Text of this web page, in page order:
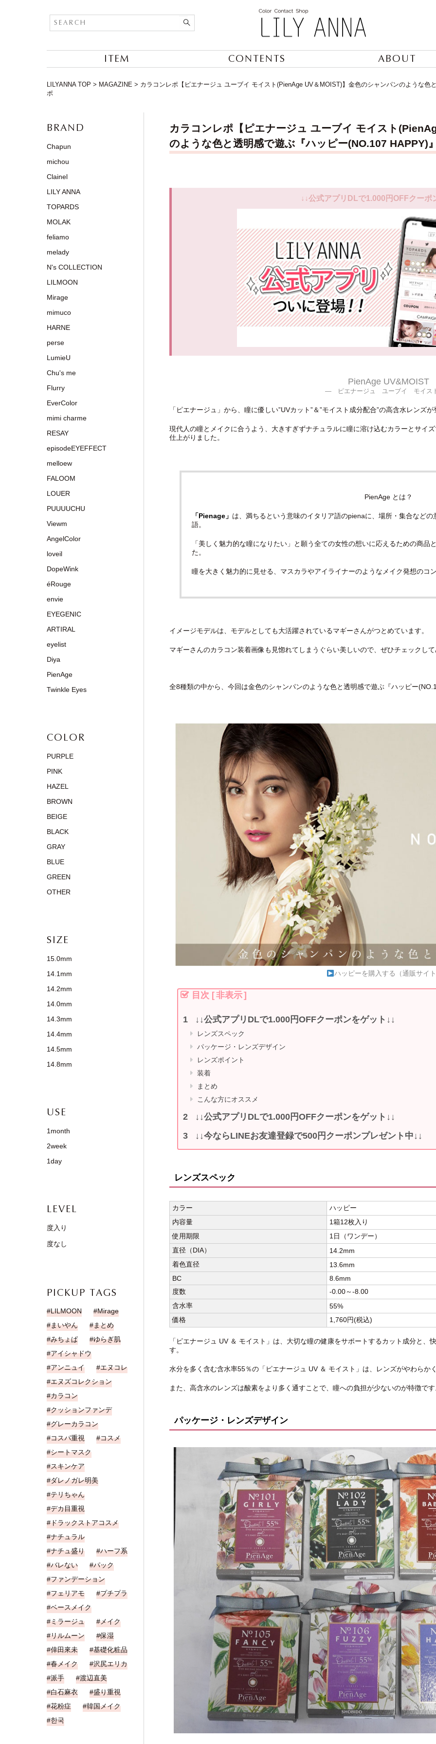
ITEM CONTENTS ABOUT
LILYANNA TOP > MAGAZINE > カラコンレポ【ピエナージュ ユーブイ モイスト(PienAge UV＆MOIST)】金色のシャンパンのような色
ポ
カラコンレポ【ピエナージュ ユーブイ モイスト
のような色と透明感で遊ぶ『ハッピー(NO.107 HAPPY)
↓↓公式アプリDLで1.000円OFFクーポ
PienAge UV&MOIST
― ピエナージュ ユーブイ モイ
「ピエナージュ」から、瞳に優しい”UVカット”＆”モイスト成分配合”の高含水レンズ
現代人の瞳とメイクに合うよう、大きすぎずナチュラルに瞳に溶け込むカラーとサイ
仕上がりました。
PienAge とは？
「Pienage」 は、満ちるという意味のイタリア語のpienaに、場所・集合など
語。
「美しく魅力的な瞳になりたい」と願う全ての女性の想いに応えるための商品
た。
瞳を大きく魅力的に見せる、マスカラやアイライナーのようなメイク発想のコ
イメージモデルは、モデルとしても大活躍されているマギーさんがつとめています。
マギーさんのカラコン装着画像も見惚れてしまうぐらい美しいので、ぜひチェックし
全8種類の中から、今回は金色のシャンパンのような色と透明感で遊ぶ『ハッピー
ハッピーを購入する（通販サイ
目次 [非表示]
↓↓公式アプリDLで1.000円OFFクーポンをゲット↓↓
レンズスペック
パッケージ・レンズデザイン
レンズポイント
装着
まとめ
こんな方にオススメ
↓↓公式アプリDLで1.000円OFFクーポンをゲット↓↓
↓↓今ならLINEお友達登録で500円クーポンプレゼント中↓↓
レンズスペック
カラー
ハッピー
内容量
1箱12枚入り
使用期限
1日（ワンデー）
直径（DIA）
14.2mm
着色直径
13.6mm
BC
8.6mm
度数
-0.00～-8.00
含水率
55%
価格
1,760円(税込)
「ピエナージュ UV ＆ モイスト」は、大切な瞳の健康をサポートするカット成分と
す。
水分を多く含む含水率55％の「ピエナージュ UV ＆ モイスト」は、レンズがやわらか
また、高含水のレンズは酸素をより多く通すことで、瞳への負担が少ないのが特徴で
パッケージ・レンズデザイン
BRAND
Chapun
michou
Clainel
LILY ANNA
TOPARDS
MOLAK
feliamo
melady
N's COLLECTION
LILMOON
Mirage
mimuco
HARNE
perse
LumieU
Chu's me
Flurry
EverColor
mimi charme
RESAY
episodeEYEFFECT
melloew
FALOOM
LOUER
PUUUUCHU
Viewm
AngelColor
loveil
DopeWink
éRouge
envie
EYEGENIC
ARTIRAL
eyelist
Diya
PienAge
Twinkle Eyes
COLOR
PURPLE
PINK
HAZEL
BROWN
BEIGE
BLACK
GRAY
BLUE
GREEN
OTHER
SIZE
15.0mm
14.1mm
14.2mm
14.0mm
14.3mm
14.4mm
14.5mm
14.8mm
USE
1month
2week
1day
LEVEL
度入り
度なし
PICKUP TAGS
LILMOON
Mirage
まいやん
まとめ
みちょぱ
ゆらぎ肌
アイシャドウ
アンニュイ
エヌコレ
エヌズコレクション
カラコン
クッションファンデ
グレーカラコン
コスパ重視
コスメ
シートマスク
スキンケア
ダレノガレ明美
テリちゃん
デカ目重視
ドラックストアコスメ
ナチュラル
ナチュ盛り
ハーフ系
バレない
パック
ファンデーション
フェリアモ
プチプラ
ベースメイク
ミラージュ
メイク
リルムーン
保湿
倖田來未
基礎化粧品
春メイク
沢尻エリカ
派手
渡辺直美
白石麻衣
盛り重視
花粉症
韓国メイク
한국